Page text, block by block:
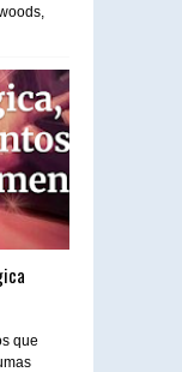
que